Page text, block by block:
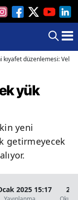
kıyafet düzenlemesi:
yük
yeni
getirmeyecek
2025 15:17 2